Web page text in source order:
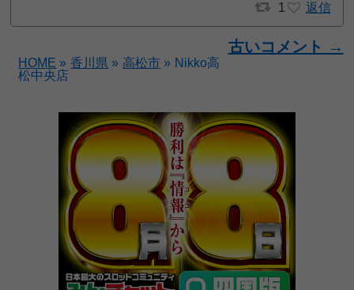
1 返信
古いコメント →
HOME » 香川県 » 高松市 » Nikko高
松中央店